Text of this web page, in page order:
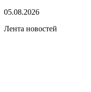
05.08.2026
Лента новостей